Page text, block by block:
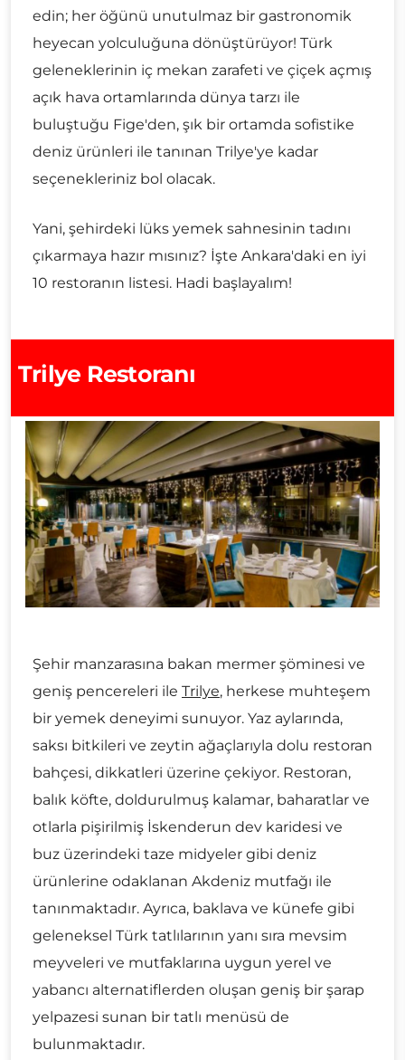
edin; her öğünü unutulmaz bir gastronomik
heyecan yolculuğuna dönüştürüyor! Türk
geleneklerinin iç mekan zarafeti ve çiçek açmış
açık hava ortamlarında dünya tarzı ile
buluştuğu Fige'den, şık bir ortamda sofistike
deniz ürünleri ile tanınan Trilye'ye kadar
seçenekleriniz bol olacak.
Yani, şehirdeki lüks yemek sahnesinin tadını
çıkarmaya hazır mısınız? İşte Ankara'daki en iyi
10 restoranın listesi. Hadi başlayalım!
Trilye Restoranı
Şehir manzarasına bakan mermer şöminesi ve
geniş pencereleri ile Trilye, herkese muhteşem
bir yemek deneyimi sunuyor. Yaz aylarında,
saksı bitkileri ve zeytin ağaçlarıyla dolu restoran
bahçesi, dikkatleri üzerine çekiyor. Restoran,
balık köfte, doldurulmuş kalamar, baharatlar ve
otlarla pişirilmiş İskenderun dev karidesi ve
buz üzerindeki taze midyeler gibi deniz
ürünlerine odaklanan Akdeniz mutfağı ile
tanınmaktadır. Ayrıca, baklava ve künefe gibi
geleneksel Türk tatlılarının yanı sıra mevsim
meyveleri ve mutfaklarına uygun yerel ve
yabancı alternatiflerden oluşan geniş bir şarap
yelpazesi sunan bir tatlı menüsü de
bulunmaktadır.